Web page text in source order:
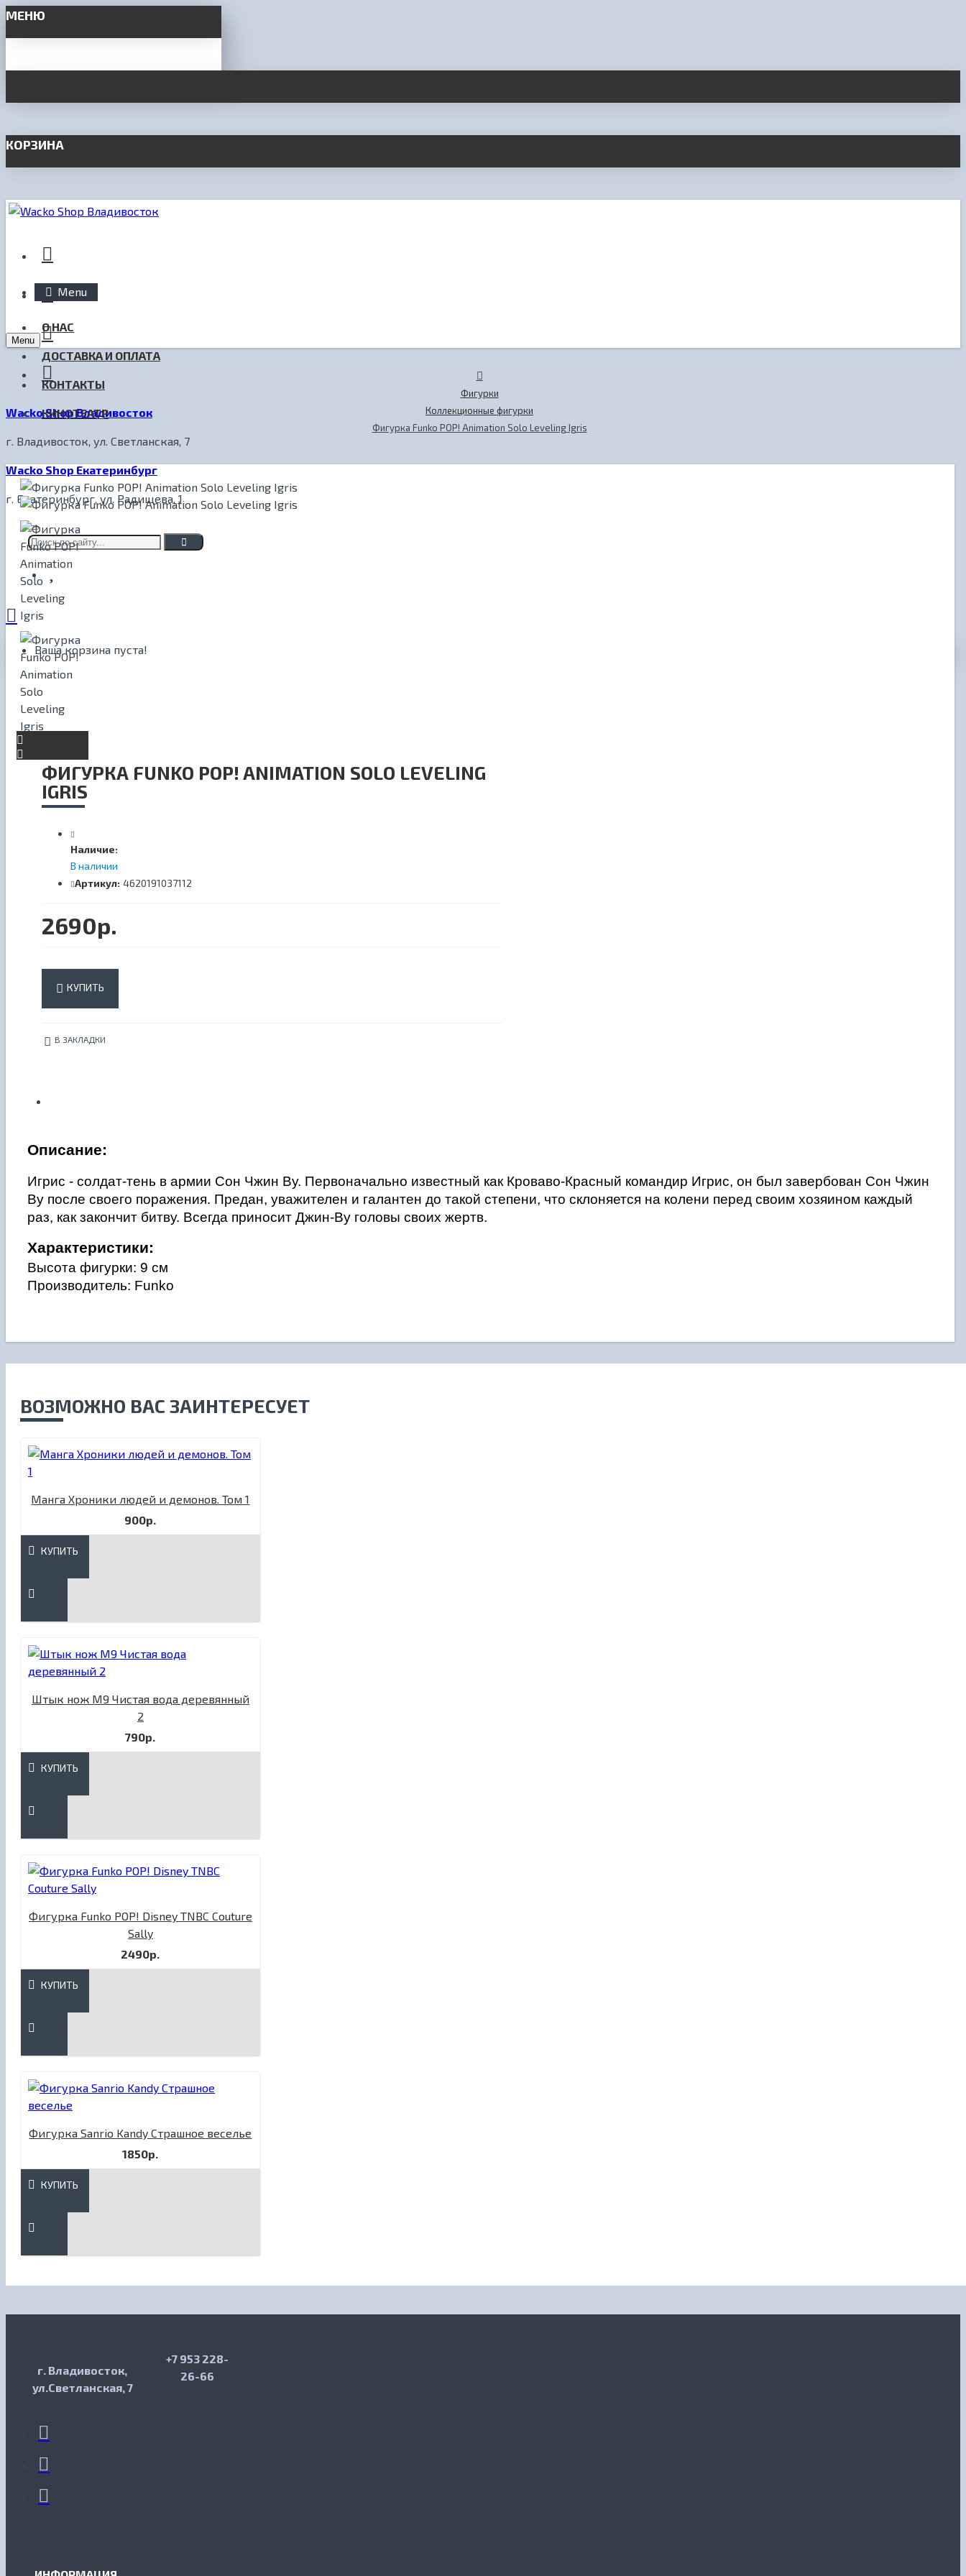
МЕНЮ
КОРЗИНА
Wacko Shop Владивосток
г. Владивосток, ул. Светланская, 7
Wacko Shop Екатеринбург
г. Екатеринбург, ул. Радищева, 1
Ваша корзина пуста!
Menu
О НАС
ДОСТАВКА И ОПЛАТА
КОНТАКТЫ
КИНОТЕАТР
Menu
Фигурки
Коллекционные фигурки
Фигурка Funko POP! Animation Solo Leveling Igris
ФИГУРКА FUNKO POP! ANIMATION SOLO LEVELING
IGRIS
Наличие:
В наличии
Артикул: 4620191037112
2690р.
КУПИТЬ
В ЗАКЛАДКИ
Описание:
Игрис - солдат-тень в армии Сон Чжин Ву. Первоначально известный как Кроваво-Красный командир Игрис, он был завербован Сон Чжин
Ву после своего поражения. Предан, уважителен и галантен до такой степени, что склоняется на колени перед своим хозяином каждый
раз, как закончит битву. Всегда приносит Джин-Ву головы своих жертв.
Характеристики:
Высота фигурки: 9 см
Производитель: Funko
ВОЗМОЖНО ВАС ЗАИНТЕРЕСУЕТ
Манга Хроники людей и демонов. Том 1
900р.
КУПИТЬ
Штык нож М9 Чистая вода деревянный
2
790р.
КУПИТЬ
Фигурка Funko POP! Disney TNBC Couture
Sally​
2490р.
КУПИТЬ
Фигурка Sanrio Kandy Страшное веселье
1850р.
КУПИТЬ
г. Владивосток,
ул.Светланская, 7
+7 953 228-
26-66